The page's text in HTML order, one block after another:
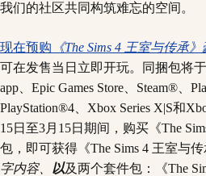
我们的社区共同构筑难忘的空间。
现在预购 《The Sims 4 王室与传承》
可在发售当日立即开玩。同捆包将
app、Epic Games Store、Steam®、
PlayStation®4、Xbox Series X|S和
15日至3月15日期间，购买《The
包，即可获得《The Sims 4 王室与传
字内容、 以及两个套件包：《The